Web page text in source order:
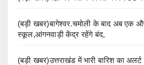
(बड़ी खबर)बागेश्वर.चमोली के बाद अब एक
स्कूल,आंगनवाड़ी केंद्र रहेंगे बंद,
(बड़ी खबर)उत्तराखंड में भारी बारिश का